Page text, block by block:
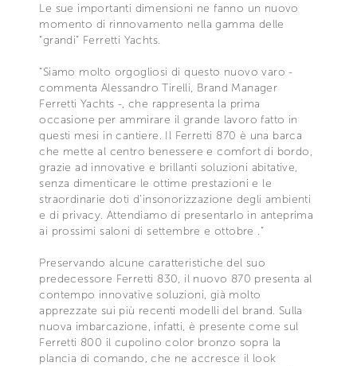
Le sue importanti dimensioni ne fanno un nuovo
momento di rinnovamento nella gamma delle
“grandi” Ferretti Yachts.
“Siamo molto orgogliosi di questo nuovo varo -
commenta Alessandro Tirelli, Brand Manager
Ferretti Yachts -, che rappresenta la prima
occasione per ammirare il grande lavoro fatto in
questi mesi in cantiere. Il Ferretti 870 è una barca
che mette al centro benessere e comfort di bordo,
grazie ad innovative e brillanti soluzioni abitative,
senza dimenticare le ottime prestazioni e le
straordinarie doti d’insonorizzazione degli ambienti
e di privacy. Attendiamo di presentarlo in anteprima
ai prossimi saloni di settembre e ottobre .”
Preservando alcune caratteristiche del suo
predecessore Ferretti 830, il nuovo 870 presenta al
contempo innovative soluzioni, già molto
apprezzate sui più recenti modelli del brand. Sulla
nuova imbarcazione, infatti, è presente come sul
Ferretti 800 il cupolino color bronzo sopra la
plancia di comando, che ne accresce il look